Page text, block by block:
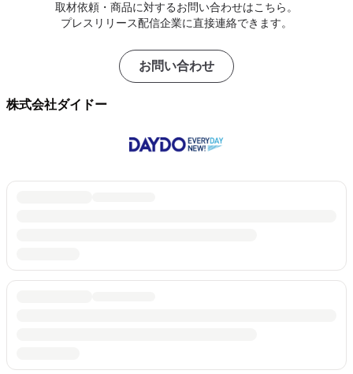
取材依頼・商品に対するお問い合わせはこちら。
プレスリリース配信企業に直接連絡できます。
お問い合わせ
株式会社ダイドー